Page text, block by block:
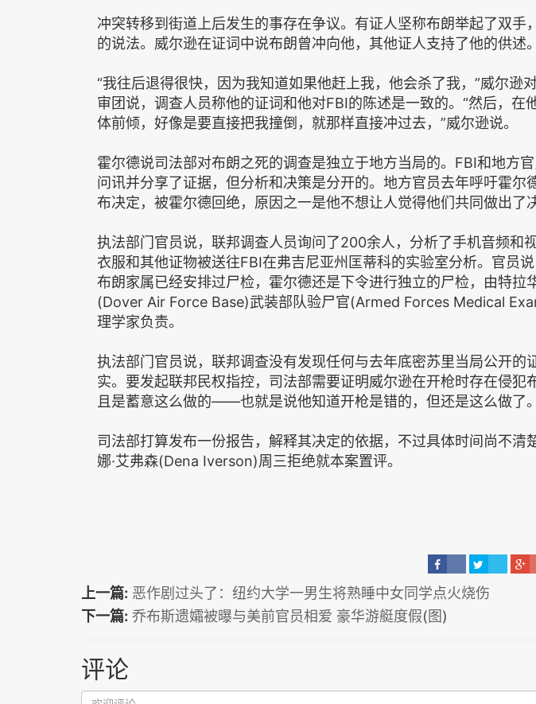
冲突转移到街道上后发生的事存在争议。有证人坚称布朗举起了双手
的说法。威尔逊在证词中说布朗曾冲向他，其他证人支持了他的供述。
“我往后退得很快，因为我知道如果他赶上我，他会杀了我，”威尔逊
审团说，调查人员称他的证词和他对FBI的陈述是一致的。“然后，在
体前倾，好像是要直接把我撞倒，就那样直接冲过去，”威尔逊说。
霍尔德说司法部对布朗之死的调查是独立于地方当局的。FBI和地方
问讯并分享了证据，但分析和决策是分开的。地方官员去年呼吁霍尔
布决定，被霍尔德回绝，原因之一是他不想让人觉得他们共同做出了
执法部门官员说，联邦调查人员询问了200余人，分析了手机音频和
衣服和其他证物被送往FBI在弗吉尼亚州匡蒂科的实验室分析。官员
布朗家属已经安排过尸检，霍尔德还是下令进行独立的尸检，由特拉
(Dover Air Force Base)武装部队验尸官(Armed Forces Medical
理学家负责。
执法部门官员说，联邦调查没有发现任何与去年底密苏里当局公开的
实。要发起联邦民权指控，司法部需要证明威尔逊在开枪时存在侵犯
且是蓄意这么做的——也就是说他知道开枪是错的，但还是这么做了。
司法部打算发布一份报告，解释其决定的依据，不过具体时间尚不清
娜·艾弗森(Dena Iverson)周三拒绝就本案置评。
上一篇: 恶作剧过头了：纽约大学一男生将熟睡中女同学点火烧伤
下一篇: 乔布斯遗孀被曝与美前官员相爱 豪华游艇度假(图)
评论